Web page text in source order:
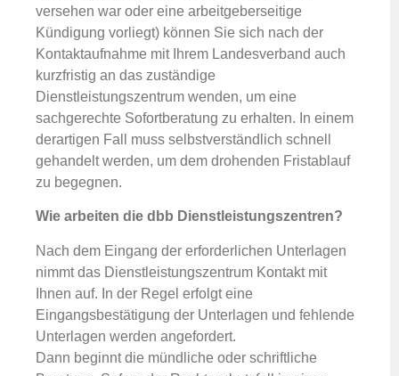
versehen war oder eine arbeitgeberseitige
Kündigung vorliegt) können Sie sich nach der
Kontaktaufnahme mit Ihrem Landesverband auch
kurzfristig an das zuständige
Dienstleistungszentrum wenden, um eine
sachgerechte Sofortberatung zu erhalten. In einem
derartigen Fall muss selbstverständlich schnell
gehandelt werden, um dem drohenden Fristablauf
zu begegnen.
Wie arbeiten die dbb Dienstleistungszentren?
Nach dem Eingang der erforderlichen Unterlagen
nimmt das Dienstleistungszentrum Kontakt mit
Ihnen auf. In der Regel erfolgt eine
Eingangsbestätigung der Unterlagen und fehlende
Unterlagen werden angefordert.
Dann beginnt die mündliche oder schriftliche